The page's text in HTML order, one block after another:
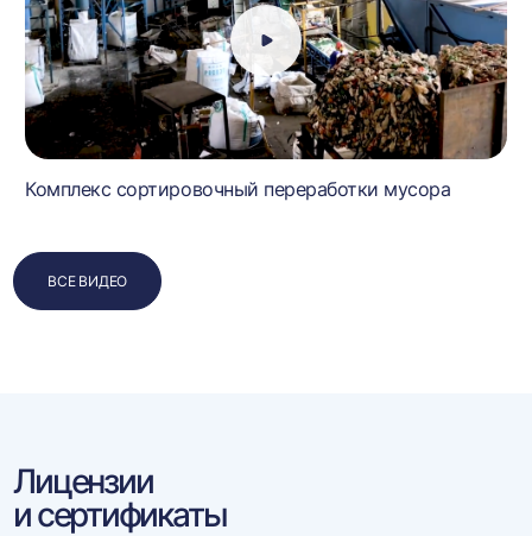
Комплекс сортировочный переработки мусора
ВСЕ ВИДЕО
Лицензии
и сертификаты